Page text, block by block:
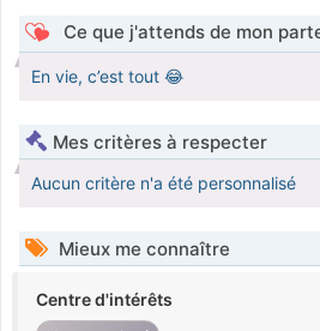
Ce que j'attends de mon
En vie, c’est tout 😂
Mes critères à respecter
Aucun critère n'a été personnalisé
Mieux me connaître
Centre d'intérêts